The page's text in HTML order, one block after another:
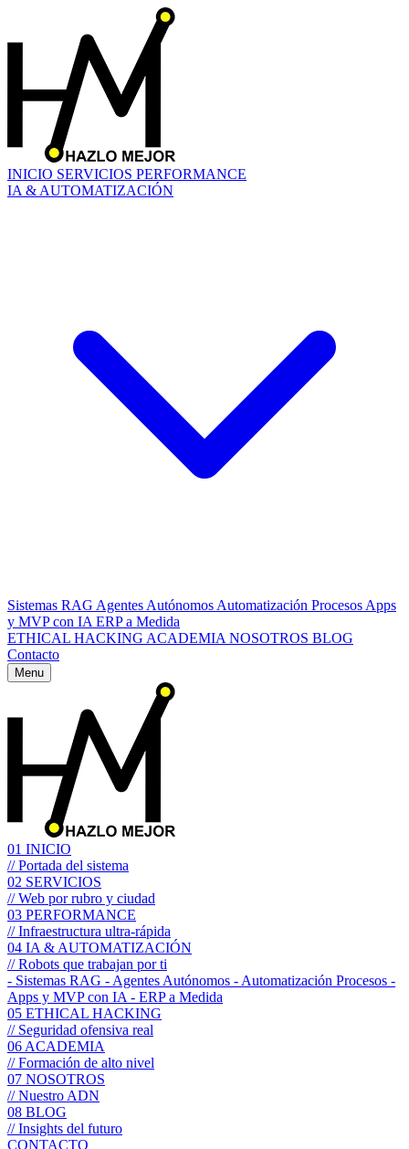
INICIO SERVICIOS PERFORMANCE
IA & AUTOMATIZACIÓN
Sistemas RAG Agentes Autónomos Automatización Procesos Apps
y MVP con IA ERP a Medida
ETHICAL HACKING ACADEMIA NOSOTROS BLOG
Contacto
Menu
01 INICIO
// Portada del sistema
02 SERVICIOS
// Web por rubro y ciudad
03 PERFORMANCE
// Infraestructura ultra-rápida
04 IA & AUTOMATIZACIÓN
// Robots que trabajan por ti
- Sistemas RAG - Agentes Autónomos - Automatización Procesos -
Apps y MVP con IA - ERP a Medida
05 ETHICAL HACKING
// Seguridad ofensiva real
06 ACADEMIA
// Formación de alto nivel
07 NOSOTROS
// Nuestro ADN
08 BLOG
// Insights del futuro
CONTACTO